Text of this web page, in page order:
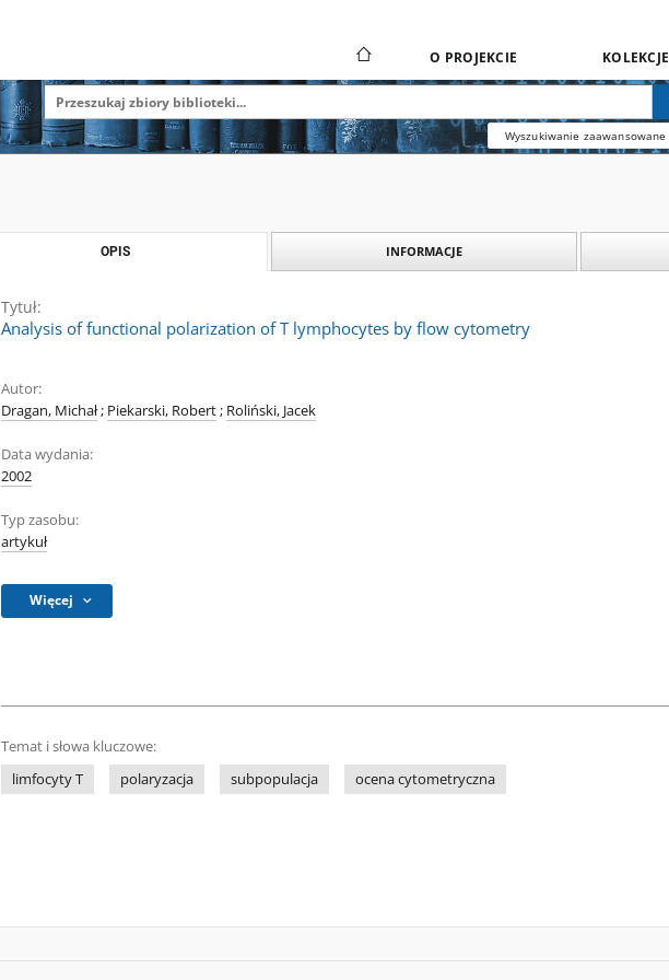
O PROJEKCIE KOLEKCJE
Wyszukiwanie zaawansowane
OPIS INFORMACJE
Tytuł:
Analysis of functional polarization of T lymphocytes by flow cytometry
Autor:
Dragan, Michał; Piekarski, Robert; Roliński, Jacek
Data wydania:
2002
Typ zasobu:
artykuł
Więcej
Temat i słowa kluczowe:
limfocyty T
polaryzacja subpopulacja ocena cytometryczna